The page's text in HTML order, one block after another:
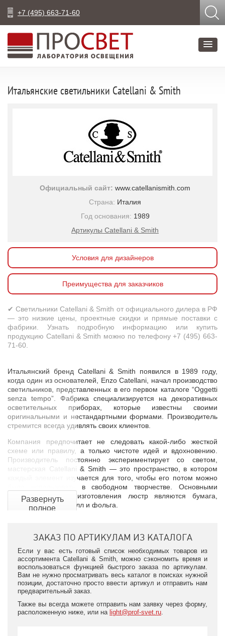
+7 (495) 663-71-60
Итальянские светильники Catellani & Smith
Официальный сайт: www.catellanismith.com
Страна: Италия
Год основания: 1989
Артикулы Catellani & Smith
Условия для дизайнеров
Преимущества для заказчиков
✔ Светильники Catellani & Smith от официального дилера в РФ
— это низкие цены, проектные скидки и прямые поставки с
фабрики. Узнать подробную информацию или купить
продукцию Catellani & Smith можно по телефону +7 (495) 663-
71-60.
Развернуть
полное
Итальянский бренд Catellani & Smith появился в 1989 году,
когда один из основателей, Enzo Catellani, начал производство
светильников, представленных в его первом каталоге “Oggetti
senza tempo”. Фабрика специализируется на декоративных
осветительных приборах, которые известны своими
оригинальными и нестандартными формами. Производитель
стремится всегда удивлять своих клиентов.
Компания предпочитает не следовать какой-либо жесткой
схеме или правилу, а только чистоте идей и вдохновению.
Производитель постоянно экспериментирует со светом,
мастерская Catellani & Smith — это пространство, в котором
каждый элемент изучается для того, чтобы его потом можно
было использовать в свободном творчестве. Основными
материалами для изготовления люстр являются бумага,
стекловолокно, металл и фольга.
продукция бренда делается вручную. Фирма гордится тем, что
каждая деталь производится в Италии, ведь качество
итальянских осветительных приборов известно во всём мире.
ЗАКАЗ ПО АРТИКУЛАМ ИЗ КАТАЛОГА
Если у вас есть готовый список необходимых товаров из
ассортимента Catellani & Smith, можно сэкономить время и
воспользоваться функцией быстрого заказа по артикулам.
Вам не нужно просматривать весь каталог в поисках нужной
позиции, достаточно просто ввести артикул и отправить нам
предварительный заказ.
Также вы всегда можете отправить нам заявку через форму,
расположенную ниже, или на light@prof-svet.ru.